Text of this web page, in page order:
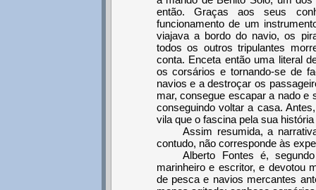
então. Graças aos seus
funcionamento de um
viajava a bordo do navio, os
todos os outros tripulantes
conta. Enceta então uma literal
os corsários e tornando-se de
navios e a destroçar os
mar, consegue escapar a nado
conseguindo voltar a casa.
vila que o fascina pela sua
Assim resumida, a
contudo, não corresponde às
Alberto Fontes é,
marinheiro e escritor, e devotou
de pesca e navios mercantes